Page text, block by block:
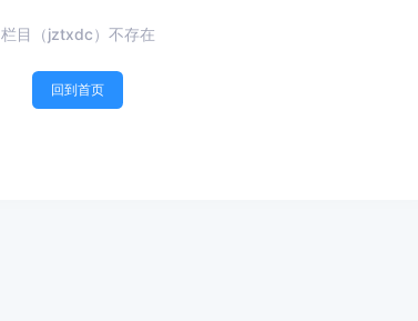
栏目（jztxdc）不存在
回到首页